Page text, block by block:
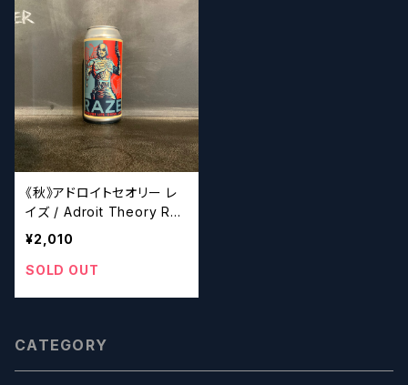
《秋》アドロイトセオリー レ
イズ / Adroit Theory RA
ZE (Ghost 1123)
¥2,010
SOLD OUT
CATEGORY